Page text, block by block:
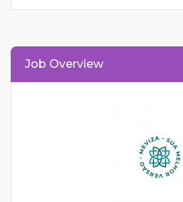
Job Overview